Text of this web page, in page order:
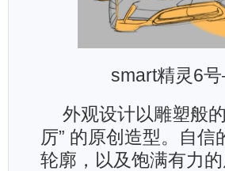
smart精灵6
外观设计以雕塑般
厉” 的原创造型。自信
轮廓，以及饱满有力